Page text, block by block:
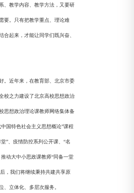
、教学内容、教学方法，又要研
要。只有把教学重点、理论难
合起来，才能让同学们既兴奋、
。近年来，在教育部、北京市委
校之力建设了北京高校思想政治
思想政治理论课教师网络集体备
国特色社会主义思想概论”课程
”、疫情防控系列公开课、“名
动大中小思政课教师“同备一堂
，我们将继续秉持共建共享原
、立体化、多层次服务。